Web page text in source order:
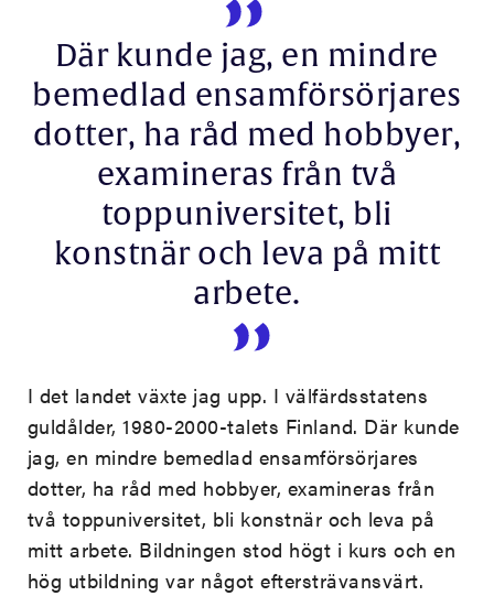
Där kunde jag, en mindre
bemedlad ensamförsörjares
dotter, ha råd med hobbyer,
examineras från två
toppuniversitet, bli
konstnär och leva på mitt
arbete.
I det landet växte jag upp. I välfärdsstatens
guldålder, 1980-2000-talets Finland. Där kunde
jag, en mindre bemedlad ensamförsörjares
dotter, ha råd med hobbyer, examineras från
två toppuniversitet, bli konstnär och leva på
mitt arbete. Bildningen stod högt i kurs och en
hög utbildning var något eftersträvansvärt.